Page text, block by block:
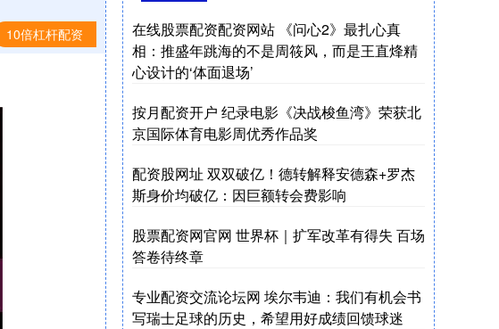
10倍杠杆配资
在线股票配资配资网站 《问心2》最扎心真
相：推盛年跳海的不是周筱风，而是王直烽精
心设计的‘体面退场’
按月配资开户 纪录电影《决战梭鱼湾》荣获北
京国际体育电影周优秀作品奖
配资股网址 双双破亿！德转解释安德森+罗杰
斯身价均破亿：因巨额转会费影响
股票配资网官网 世界杯｜扩军改革有得失 百场
答卷待终章
专业配资交流论坛网 埃尔韦迪：我们有机会书
写瑞士足球的历史，希望用好成绩回馈球迷